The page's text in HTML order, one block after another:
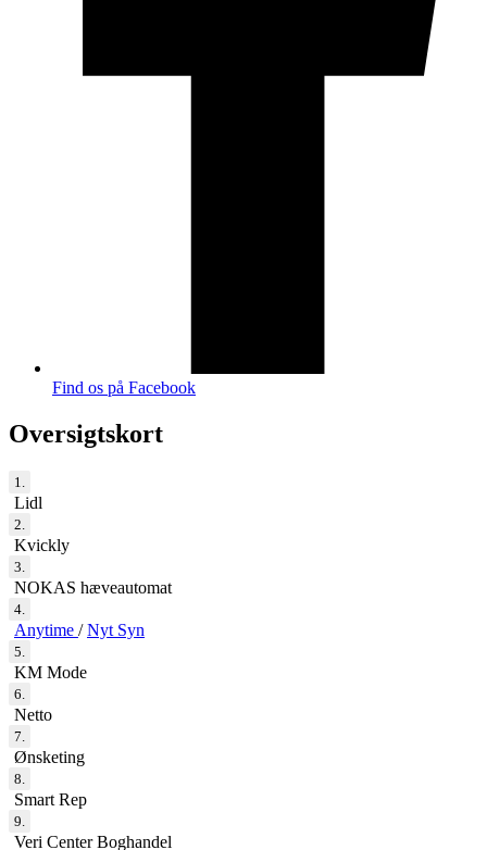
Find os på Facebook
Oversigtskort
1.
Lidl
2.
Kvickly
3.
NOKAS hæveautomat
4.
Anytime /Nyt Syn
5.
KM Mode
6.
Netto
7.
Ønsketing
8.
Smart Rep
9.
Veri Center Boghandel